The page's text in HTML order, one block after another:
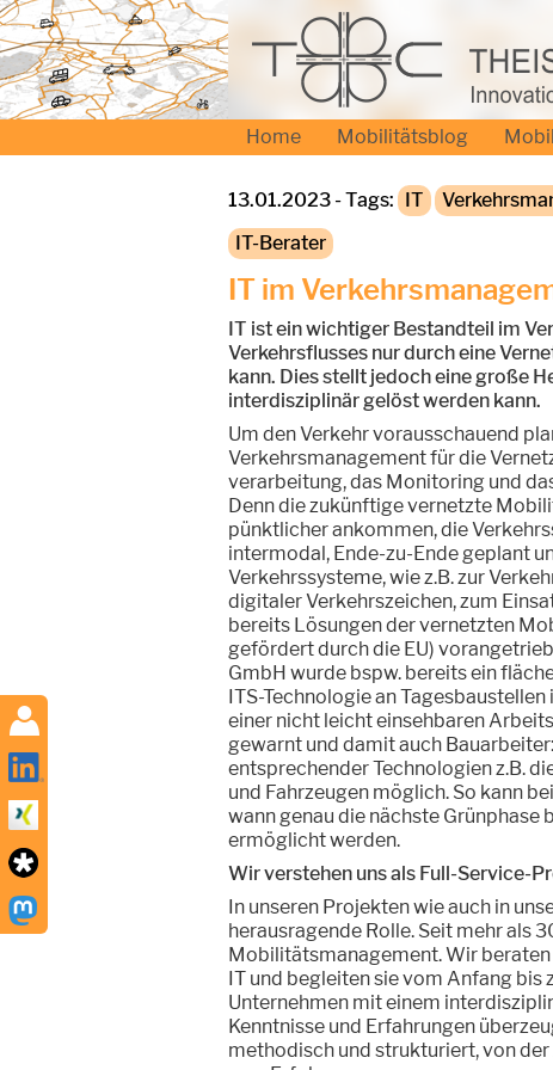
Home Mobilitätsblog
13.01.2023 - Tags: IT
IT-Berater
IT im
IT ist ein wichtiger Bestandteil im
Verkehrsflusses nur durch eine
kann. Dies stellt jedoch eine große
interdisziplinär gelöst werden kann.
Um den Verkehr vorausschauend
Verkehrsmanagement für die
verarbeitung, das Monitoring und
Denn die zukünftige vernetzte
pünktlicher ankommen, die
intermodal, Ende-zu-Ende geplant
Verkehrssysteme, wie z.B. zur
digitaler Verkehrszeichen, zum
bereits Lösungen der vernetzten
gefördert durch die EU)
GmbH wurde bspw. bereits ein
ITS-Technologie an
einer nicht leicht einsehbaren
gewarnt und damit auch
entsprechender Technologien z.B.
und Fahrzeugen möglich. So kann
wann genau die nächste Grünphase
ermöglicht werden.
Wir verstehen uns als Full-Service-
In unseren Projekten wie auch in
herausragende Rolle. Seit mehr als
Mobilitätsmanagement. Wir beraten
IT und begleiten sie vom Anfang bis
Unternehmen mit einem
Kenntnisse und Erfahrungen
methodisch und strukturiert, von